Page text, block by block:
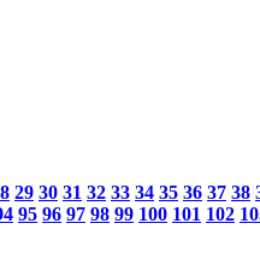
29 30 31 32 33 34 35 36 37 38
95 96 97 98 99 100 101 102